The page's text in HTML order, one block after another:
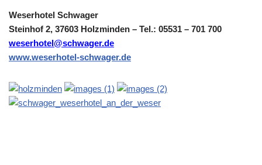
Weserhotel Schwager
Steinhof 2, 37603 Holzminden – Tel.: 05531 – 701 700
weserhotel@schwager.de
www.weserhotel-schwager.de